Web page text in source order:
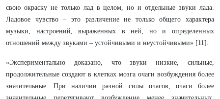
свою окраску не только лад в целом, но и отдельные звуки лада.
Ладовое чувство – это различение не только общего характера
музыки, настроений, выраженных в ней, но и определенных
отношений между звуками – устойчивыми и неустойчивыми» [11].
«Экспериментально доказано, что звуки низкие, сильные,
продолжительные создают в клетках мозга очаги возбуждения более
значительные. При наличии разной силы очагов, очаги более